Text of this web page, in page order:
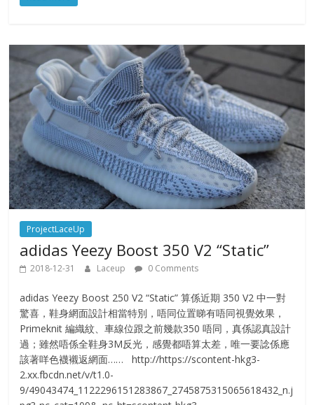
ProjectLaceUp
adidas Yeezy Boost 350 V2 “Static”
2018-12-31 Laceup 0 Comments
adidas Yeezy Boost 250 V2 “Static” 算係近期 350 V2 中一對
驚喜，鞋身網面設計相當特別，唔同位置睇有唔同視覺效果，
Primeknit 編織紋、車線位跟之前幾款350 唔同，真係認真設計
過；雖然唔係全鞋身3M反光，感覺都唔算太差，唯一要諗係應
該著咩色襪襯返網面…… http://https://scontent-hkg3-
2.xx.fbcdn.net/v/t1.0-
9/49043474_1122296151283867_2745875315065618432_n.j